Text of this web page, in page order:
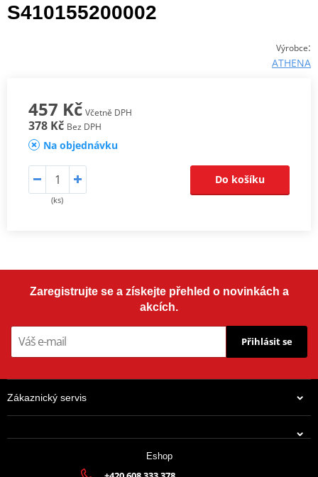
S410155200002
Výrobce:
ATHENA
457 Kč Včetně DPH
378 Kč Bez DPH
Na objednávku
(ks)
Do košíku
Zaregistrujte se a získejte přehled o novinkách a
akcích.
Přihlásit se
Zákaznický servis
Eshop